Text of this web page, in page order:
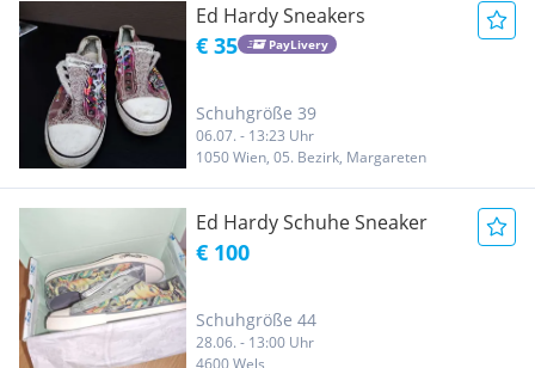
Ed Hardy Sneakers
€ 35 PayLivery
Schuhgröße 39
06.07. - 13:23 Uhr
1050 Wien, 05. Bezirk, Margareten
Ed Hardy Schuhe Sneaker
€ 100
Schuhgröße 44
28.06. - 13:00 Uhr
4600 Wels